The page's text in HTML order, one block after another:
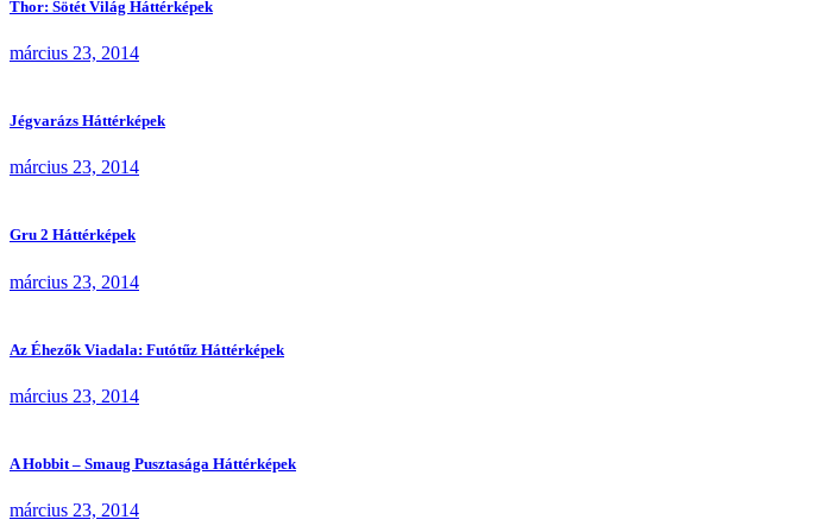
Thor: Sötét Világ Háttérképek
március 23, 2014
Jégvarázs Háttérképek
március 23, 2014
Gru 2 Háttérképek
március 23, 2014
Az Éhezők Viadala: Futótűz Háttérképek
március 23, 2014
A Hobbit – Smaug Pusztasága Háttérképek
március 23, 2014